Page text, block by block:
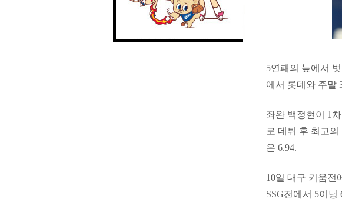
5연패의 늪에서
에서 롯데와 주말
좌완 백정현이 1
로 데뷔 후 최고
은 6.94.
10일 대구 키움전
SSG전에서 5이